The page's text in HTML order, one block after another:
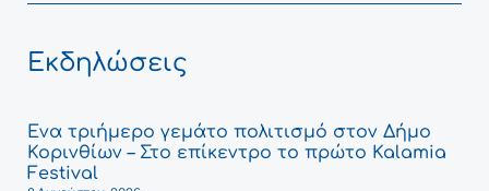
Εκδηλώσεις
Ένα τριήμερο γεμάτο πολιτισμό στον Δήμο
Κορινθίων – Στο επίκεντρο το πρώτο Kalamia
Festival